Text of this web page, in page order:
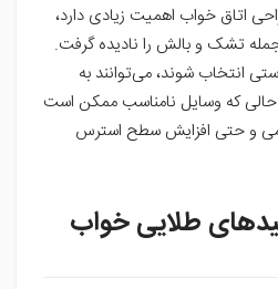
اتاق خواب اهمیت زیادی دارد،
تشک و بالش را نادیده گرفت.
انتخاب شوند، می‌توانند به
که وسایل نامناسب ممکن است
و حتی افزایش سطح استرس
طلایی خواب